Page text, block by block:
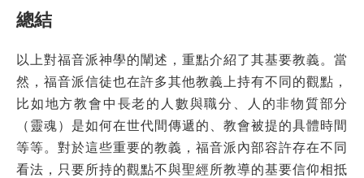
總結
以上對福音派神學的闡述，重點介紹了其基要教義。當
然，福音派信徒也在許多其他教義上持有不同的觀點，
比如地方教會中長老的人數與職分、人的非物質部分
（靈魂）是如何在世代間傳遞的、教會被提的具體時間
等等。對於這些重要的教義，福音派內部容許存在不同
看法，只要所持的觀點不與聖經所教導的基要信仰相抵